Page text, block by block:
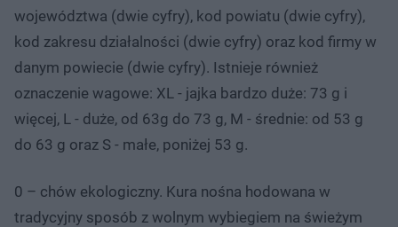
województwa (dwie cyfry), kod powiatu (dwie cyfry),
kod zakresu działalności (dwie cyfry) oraz kod firmy w
danym powiecie (dwie cyfry). Istnieje również
oznaczenie wagowe: XL - jajka bardzo duże: 73 g i
więcej, L - duże, od 63g do 73 g, M - średnie: od 53 g
do 63 g oraz S - małe, poniżej 53 g.
0 – chów ekologiczny. Kura nośna hodowana w
tradycyjny sposób z wolnym wybiegiem na świeżym